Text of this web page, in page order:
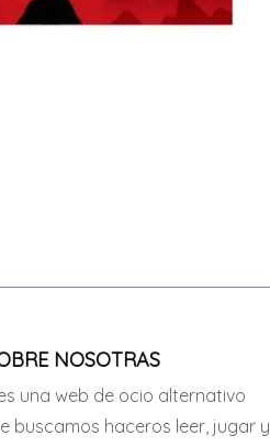
NOSOTRAS
una web de ocio alternativo
buscamos haceros leer, jugar y